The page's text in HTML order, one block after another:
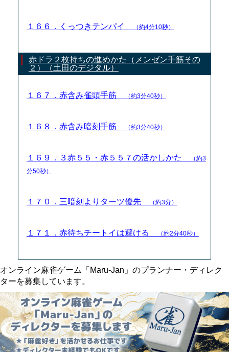
１６６．くっつきテンパイ （約4分10秒）
赤ドラ２枚持ちの進めかた（メンゼン手筋その
２）（土田のデジタル）
１６７．赤含み雀頭手筋 （約3分40秒）
１６８．赤含み暗刻手筋 （約3分40秒）
１６９．３赤５５・赤５５７の活かしかた
（約3
分50秒）
１７０．三暗刻よりターツ優先 （約3分）
１７１．赤待ちチートイは避ける （約2分40秒）
オンライン麻雀ゲーム「Maru-Jan」のプランナー・ディレク
ターを募集しています。